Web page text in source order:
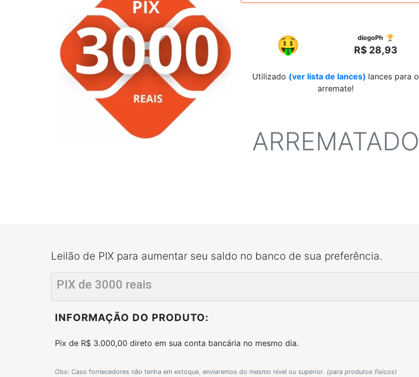
🤑 diogoPh 🏆
R$ 28,93
Utilizado (ver lista de lances) lances para o
arremate!
ARREMATADO
Leilão de PIX para aumentar seu saldo no banco de sua preferência.
PIX de 3000 reais
INFORMAÇÃO DO PRODUTO:
Pix de R$ 3.000,00 direto em sua conta bancária no mesmo dia.
Obs: Caso fornecedores não tenha em estoque, enviaremos do mesmo nível ou superior. (para produtos fisicos)